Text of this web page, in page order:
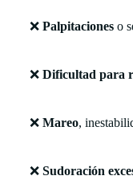
❌ Palpitacioneso
❌ Dificultad para
❌ Mareo,
❌ Sudoración